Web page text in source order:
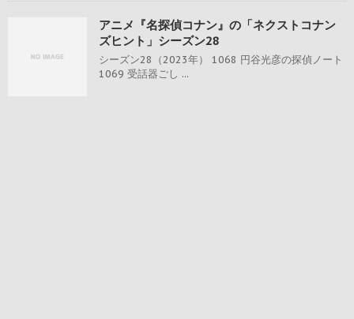
アニメ『名探偵コナン』の「ネクストコナン
ズヒント」シーズン28
シーズン28（2023年） 1068 円谷光彦の探偵ノート
1069 受話器ごし ...